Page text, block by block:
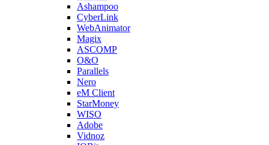
Ashampoo
CyberLink
WebAnimator
Magix
ASCOMP
O&O
Parallels
Nero
eM Client
StarMoney
WISO
Adobe
Vidnoz